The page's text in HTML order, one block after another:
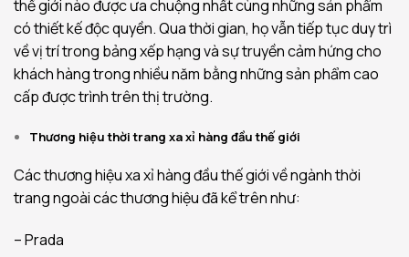
thế giới nào được ưa chuộng nhất cùng những sản phẩm
có thiết kế độc quyền. Qua thời gian, họ vẫn tiếp tục duy trì
về vị trí trong bảng xếp hạng và sự truyền cảm hứng cho
khách hàng trong nhiều năm bằng những sản phẩm cao
cấp được trình trên thị trường.
Thương hiệu thời trang xa xỉ hàng đầu thế giới
Các thương hiệu xa xỉ hàng đầu thế giới về ngành thời
trang ngoài các thương hiệu đã kể trên như:
– Prada